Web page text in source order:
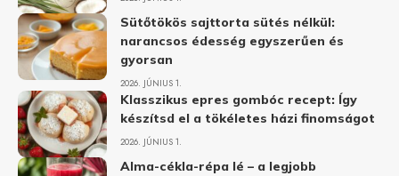
Sütőtökös sajttorta sütés nélkül:
narancsos édesség egyszerűen és
gyorsan
2026. JÚNIUS 1.
Klasszikus epres gombóc recept: Így
készítsd el a tökéletes házi finomságot
2026. JÚNIUS 1.
Alma-cékla-répa lé – a legjobb